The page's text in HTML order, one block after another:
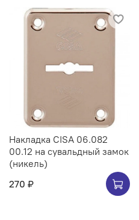
Накладка CISA 06.082
00.12 на сувальдный замок
(никель)
270 ₽